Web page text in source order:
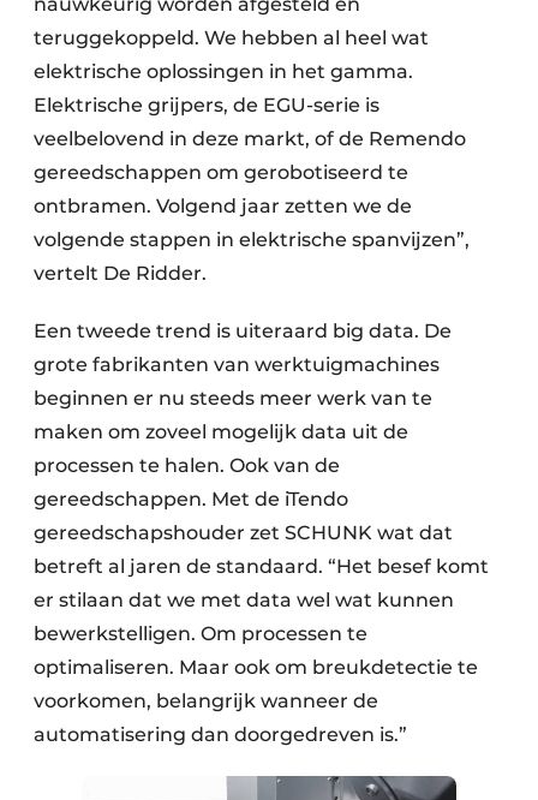
teruggekoppeld. We hebben al heel wat
elektrische oplossingen in het gamma.
Elektrische grijpers, de EGU-serie is
veelbelovend in deze markt, of de Remendo
gereedschappen om gerobotiseerd te
ontbramen. Volgend jaar zetten we de
volgende stappen in elektrische spanvijzen”,
vertelt De Ridder.
Een tweede trend is uiteraard big data. De
grote fabrikanten van werktuigmachines
beginnen er nu steeds meer werk van te
maken om zoveel mogelijk data uit de
processen te halen. Ook van de
gereedschappen. Met de iTendo
gereedschapshouder zet SCHUNK wat dat
betreft al jaren de standaard. “Het besef komt
er stilaan dat we met data wel wat kunnen
bewerkstelligen. Om processen te
optimaliseren. Maar ook om breukdetectie te
voorkomen, belangrijk wanneer de
automatisering dan doorgedreven is.”